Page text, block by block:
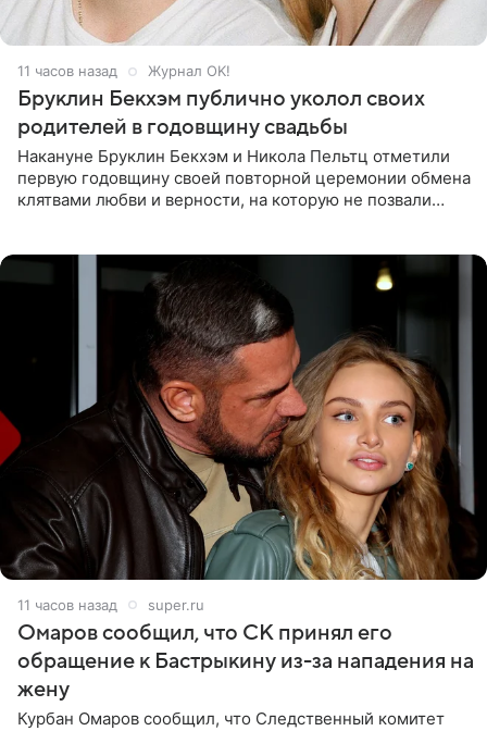
11 часов назад Журнал OK!
Бруклин Бекхэм публично уколол своих
родителей в годовщину свадьбы
Накануне Бруклин Бекхэм и Никола Пельтц отметили
первую годовщину своей повторной церемонии обмена
клятвами любви и верности, на которую не позвали
11 часов назад super.ru
Омаров сообщил, что СК принял его
обращение к Бастрыкину из-за нападения на
жену
Курбан Омаров сообщил, что Следственный комитет